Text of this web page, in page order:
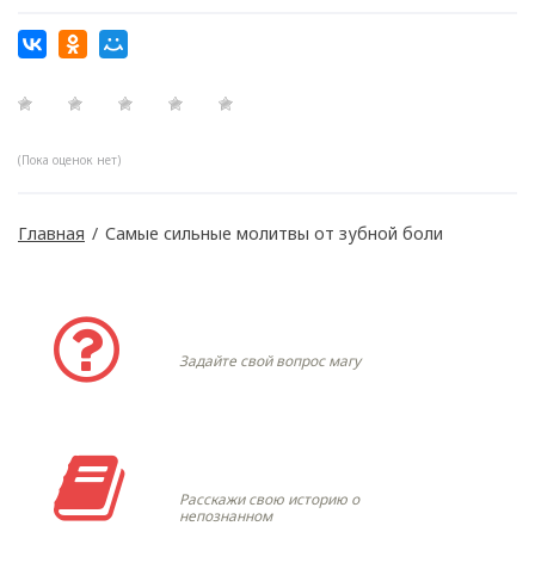
(Пока оценок нет)
Главная / Самые сильные молитвы от зубной боли
Задайте свой вопрос магу
Расскажи свою историю о
непознанном